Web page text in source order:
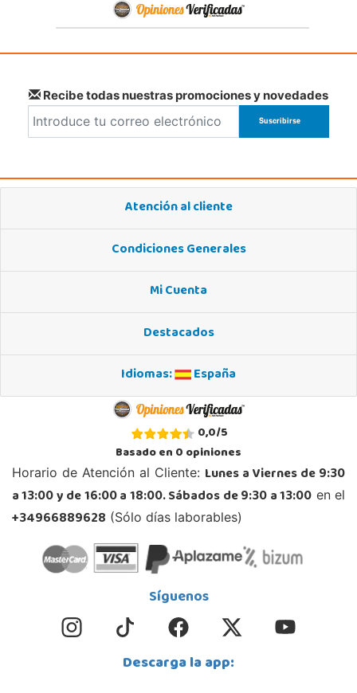
Recibe todas nuestras promociones y novedades
Atención al cliente
Condiciones Generales
Mi Cuenta
Destacados
Idiomas:
España
0,0/5
Basado en0opiniones
Horario de Atención al Cliente: Lunes a Viernes de 9:30
a 13:00 y de 16:00 a 18:00. Sábados de 9:30 a 13:00 en el
+34966889628 (Sólo días laborables)
Síguenos
Descarga la app: